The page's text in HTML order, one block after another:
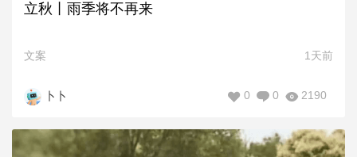
立秋丨雨季将不再来
文案 1天前
卜卜 2190
0
0